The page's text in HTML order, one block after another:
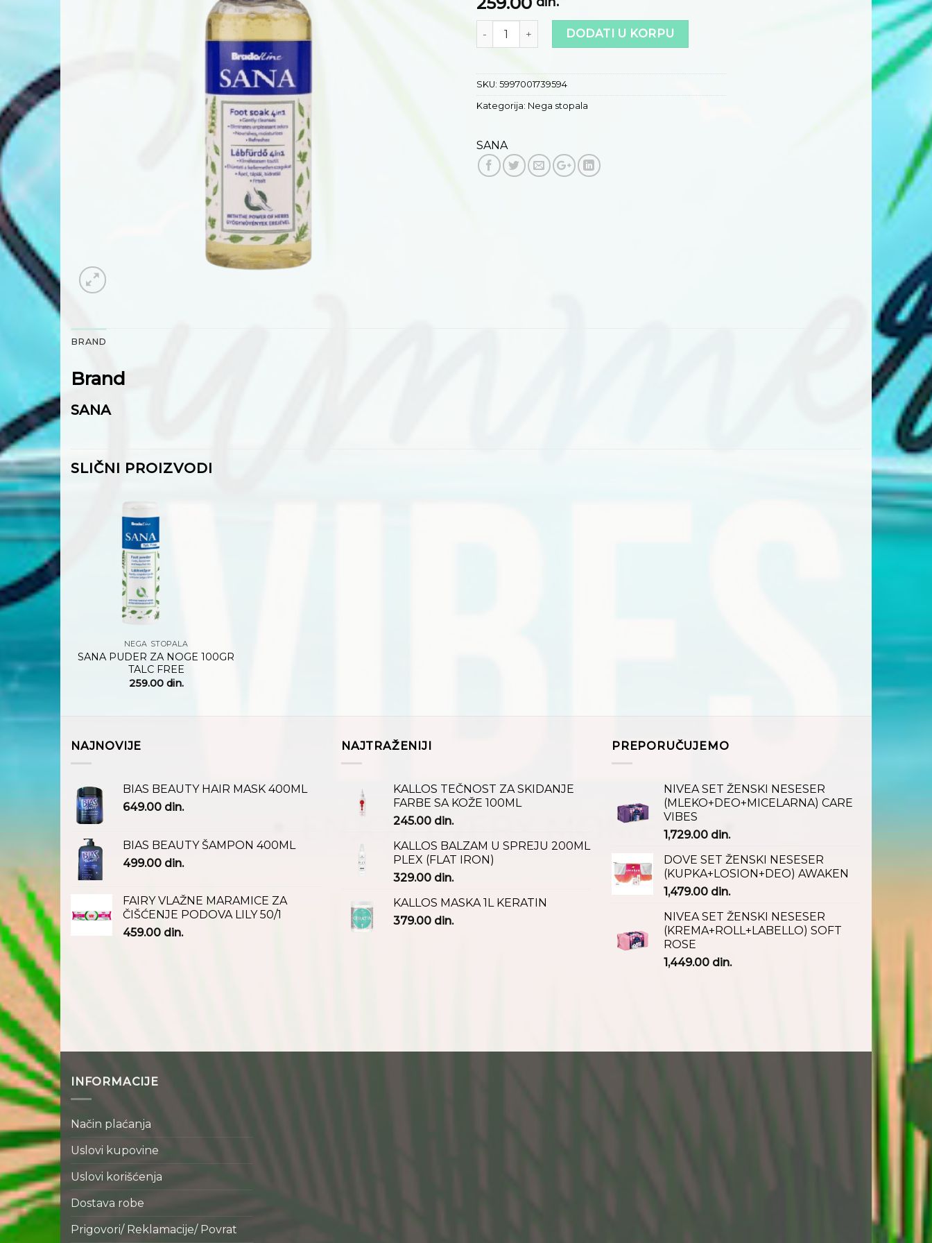
Količina DODATI U KORPU
SKU: 5997001739594
Kategorija: Nega stopala
SANA
BRAND
Brand
SANA
SLIČNI PROIZVODI
NEGA STOPALA
SANA PUDER ZA NOGE 100GR
TALC FREE
259.00 din.
NAJNOVIJE
BIAS BEAUTY HAIR MASK 400ML
649.00 din.
BIAS BEAUTY ŠAMPON 400ML
499.00 din.
FAIRY VLAŽNE MARAMICE ZA
ČIŠĆENJE PODOVA LILY 50/1
459.00 din.
NAJTRAŽENIJI
KALLOS TEČNOST ZA SKIDANJE
FARBE SA KOŽE 100ML
245.00 din.
KALLOS BALZAM U SPREJU 200ML
PLEX (FLAT IRON)
329.00 din.
KALLOS MASKA 1L KERATIN
379.00 din.
PREPORUČUJEMO
NIVEA SET ŽENSKI NESESER
(MLEKO+DEO+MICELARNA) CARE
VIBES
1,729.00 din.
DOVE SET ŽENSKI NESESER
(KUPKA+LOSION+DEO) AWAKEN
1,479.00 din.
NIVEA SET ŽENSKI NESESER
(KREMA+ROLL+LABELLO) SOFT
ROSE
1,449.00 din.
INFORMACIJE
Način plaćanja
Uslovi kupovine
Uslovi korišćenja
Dostava robe
Prigovori/ Reklamacije/ Povrat